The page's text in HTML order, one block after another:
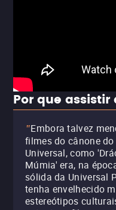
Por que
"Embora talvez
filmes do cânone
Universal, como
Múmia' era, na
sólida da Universal
tenha envelhecido
estereótipos